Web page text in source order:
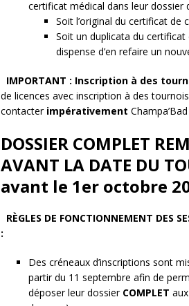
certificat médical dans leur dossier
Soit l’original du certificat de
Soit un duplicata du
dispense d’en refaire un
IMPORTANT : Inscription à des
de licences avec inscription à des
contacter impérativement
DOSSIER COMPLET
AVANT LA DATE DU
avant le 1er octobre
RÈGLES DE FONCTIONNEMENT DES
:
Des créneaux d’inscriptions sont
partir du 11 septembre afin de
déposer leur dossier COMPLET